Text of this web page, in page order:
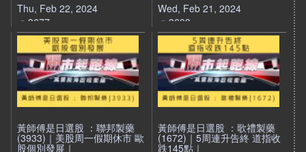
Thu, Feb 22, 2024
3677
Wed, Feb 21, 2024
3693
黃師傅是日選股 ：聯邦製藥
(3933)｜美股周一假期休市 歐
股個別發展｜
黃師傅是日選股 ：歌禮製藥
(1672)｜5周連升告終 道指收
跌145點｜